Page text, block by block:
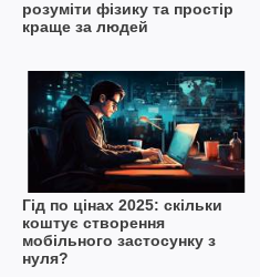
розуміти фізику та простір
краще за людей
Гід по цінах 2025: скільки
коштує створення
мобільного застосунку з
нуля?